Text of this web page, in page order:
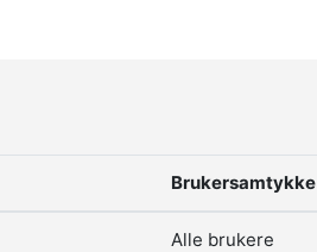
Brukersamtykke
Alle brukere